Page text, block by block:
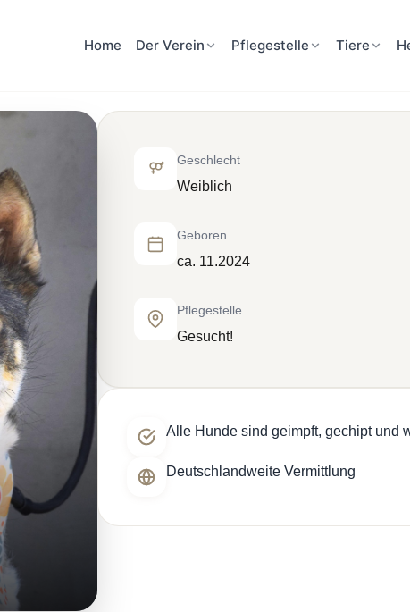
Home Der Verein Pflegestelle Tiere
Geschlecht
Weiblich
Geboren
ca. 11.2024
Pflegestelle
Gesucht!
Alle Hunde sind geimpft, gechipt und
Deutschlandweite Vermittlung